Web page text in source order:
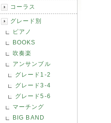
コーラス
グレード別
ピアノ
BOOKS
吹奏楽
アンサンブル
グレード1-2
グレード3-4
グレード5-6
マーチング
BIG BAND